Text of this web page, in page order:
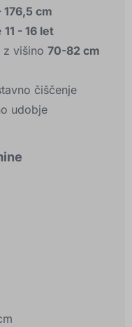
176,5 cm
11 - 16 let
z višino 70-82 cm
čiščenje
udobje